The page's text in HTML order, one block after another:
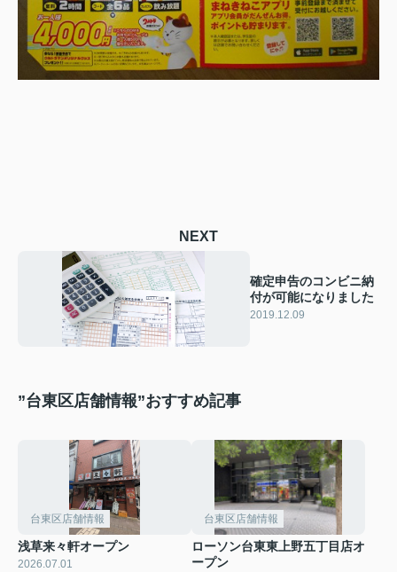
NEXT
確定申告のコンビニ納
付が可能になりました
2019.12.09
”台東区店舗情報”おすすめ記事
台東区店舗情報
浅草来々軒オープン
2026.07.01
台東区店舗情報
ローソン台東東上野五丁目店オ
ープン